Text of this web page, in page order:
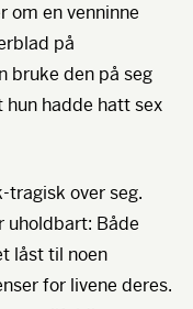
om en venninne
på
bruke den på seg
hun hadde hatt sex
tragisk over seg.
uholdbart: Både
låst til noen
for livene deres.